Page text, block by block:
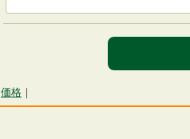
価格 ｜